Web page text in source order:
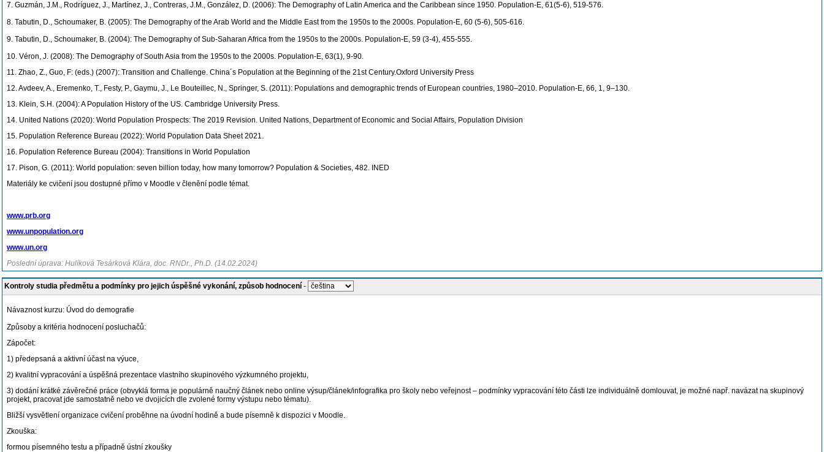
7. Guzmán, J.M., Rodríguez, J., Martínez, J., Contreras, J.M., González, D. (2006): The Demography of Latin America and the Caribbean since 1950. Population-E, 61(5-6), 519-576.
8. Tabutin, D., Schoumaker, B. (2005): The Demography of the Arab World and the Middle East from the 1950s to the 2000s. Population-E, 60 (5-6), 505-616.
9. Tabutin, D., Schoumaker, B. (2004): The Demography of Sub-Saharan Africa from the 1950s to the 2000s. Population-E, 59 (3-4), 455-555.
10. Véron, J. (2008): The Demography of South Asia from the 1950s to the 2000s. Population-E, 63(1), 9-90.
11. Zhao, Z., Guo, F: (eds.) (2007): Transition and Challenge. China´s Population at the Beginning of the 21st Century.Oxford University Press
12. Avdeev, A., Eremenko, T., Festy, P., Gaymu, J., Le Bouteillec, N., Springer, S. (2011): Populations and demographic trends of European countries, 1980–2010. Population-E, 66, 1, 9–130.
13. Klein, S.H. (2004): A Population History of the US. Cambridge University Press.
14. United Nations (2020): World Population Prospects: The 2019 Revision. United Nations, Department of Economic and Social Affairs, Population Division
15. Population Reference Bureau (2022): World Population Data Sheet 2021.
16. Population Reference Bureau (2004): Transitions in World Population
17. Pison, G. (2011): World population: seven billion today, how many tomorrow? Population & Societies, 482. INED
Materiály ke cvičení jsou dostupné přímo v Moodle v členění podle témat.
www.prb.org
www.unpopulation.org
www.un.org
Poslední úprava: Hulíková Tesárková Klára, doc. RNDr., Ph.D. (14.02.2024)
Kontroly studia předmětu a podmínky pro jejich úspěšné vykonání, způsob hodnocení -
Návaznost kurzu: Úvod do demografie
Způsoby a kritéria hodnocení posluchačů:
Zápočet:
1) předepsaná a aktivní účast na výuce,
2) kvalitní vypracování a úspěšná prezentace vlastního skupinového výzkumného projektu,
3) dodání krátké závěrečné práce (obvyklá forma je populárně naučný článek nebo online výsup/článek/infografika pro školy nebo veřejnost – podmínky vypracování této části lze individuálně domlouvat, je možné např. navázat na skupinový
projekt, pracovat jde samostatně nebo ve dvojicích dle zvolené formy výstupu nebo tématu).
Bližší vysvětlení organizace cvičení proběhne na úvodní hodině a bude písemně k dispozici v Moodle.
Zkouška:
formou písemného testu a případně ústní zkoušky